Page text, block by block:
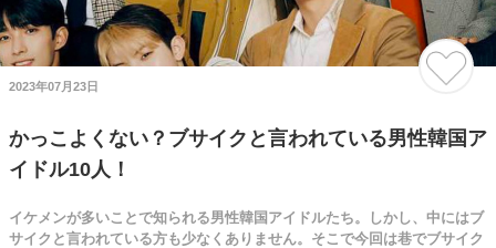
2023年07月23日
かっこよくない？ブサイクと言われている男性韓国ア
イドル10人！
イケメンが多いことで知られる男性韓国アイドルたち。しかし、中にはブ
サイクと言われている方も少なくありません。そこで今回は巷でブサイク